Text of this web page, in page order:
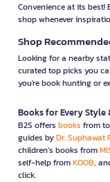
Convenience at its best!
shop whenever
Shop
Looking for a nearby
curated top picks you
you're book hunting or
Books for Every Style
B2S offers books from
guides byDr. Suphawat
children’s books from
self-help fromKOOB,
click.